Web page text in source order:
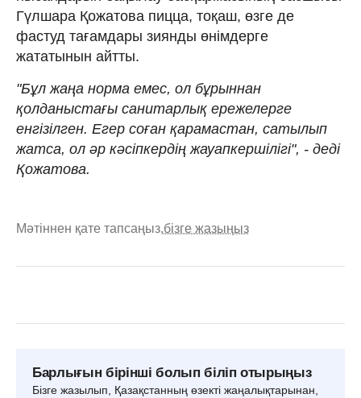
Гүлшара Қожатова пицца, тоқаш, өзге де
фастуд тағамдары зиянды өнімдерге
жататынын айтты.
"Бұл жаңа норма емес, ол бұрыннан
қолданыстағы санитарлық ережелерге
енгізілген. Егер соған қарамастан, сатылып
жатса, ол әр кәсіпкердің жауапкершілігі", - деді
Қожатова.
Мәтіннен қате тапсаңыз,бізге жазыңыз
Барлығын бірінші болып біліп отырыңыз
Бізге жазылып, Қазақстанның өзекті жаңалықтарынан,